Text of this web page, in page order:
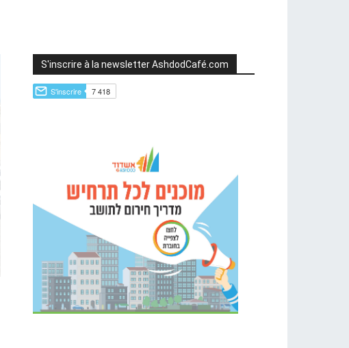
S'inscrire à la newsletter AshdodCafé.com